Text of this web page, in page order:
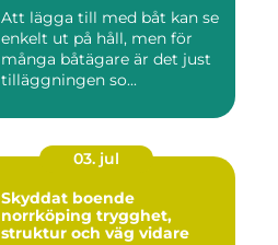
Att lägga till med båt kan se
enkelt ut på håll, men för
många båtägare är det just
tilläggningen so...
03. jul
Skyddat boende
norrköping trygghet,
struktur och väg vidare